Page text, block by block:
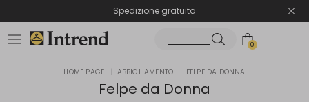
Spedizione gratuita
Reso facile e veloce
0
HOME PAGE ABBIGLIAMENTO FELPE DA DONNA
Felpe da Donna